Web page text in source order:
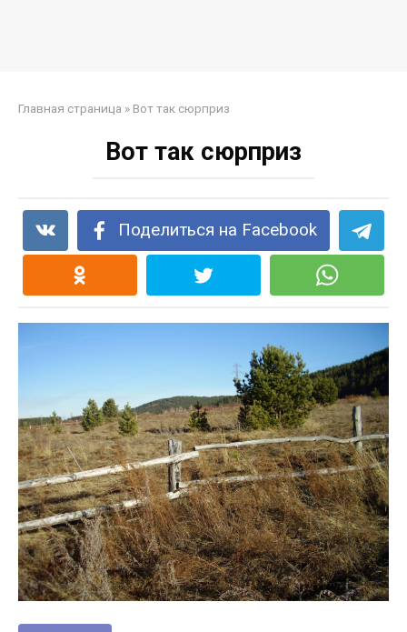
Главная страница » Вот так сюрприз
Вот так сюрприз
Поделиться на Facebook